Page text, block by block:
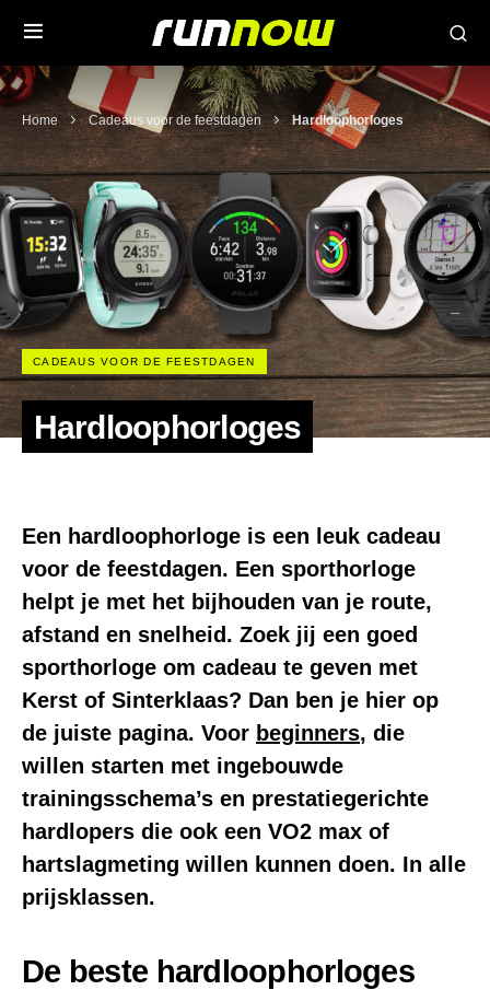
Home Cadeaus voor de feestdagen Hardloophorloges
CADEAUS VOOR DE FEESTDAGEN
Hardloophorloges
Een hardloophorloge is een leuk cadeau
voor de feestdagen. Een sporthorloge
helpt je met het bijhouden van je route,
afstand en snelheid. Zoek jij een goed
sporthorloge om cadeau te geven met
Kerst of Sinterklaas? Dan ben je hier op
de juiste pagina. Voor beginners, die
willen starten met ingebouwde
trainingsschema’s en prestatiegerichte
hardlopers die ook een VO2 max of
hartslagmeting willen kunnen doen. In alle
prijsklassen.
De beste hardloophorloges